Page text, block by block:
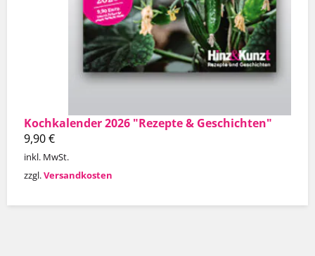
Kochkalender 2026 "Rezepte & Geschichten"
9,90€
inkl. MwSt.
zzgl.Versandkosten